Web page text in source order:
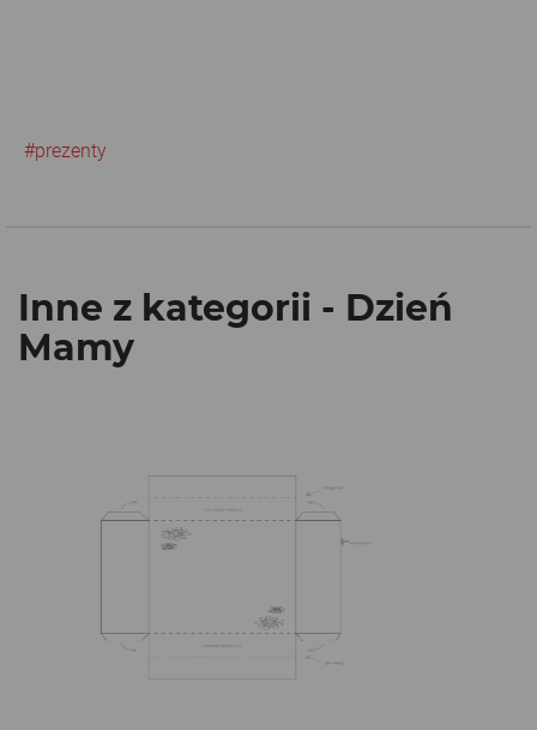
#prezenty
Inne z kategorii - Dzień
Mamy